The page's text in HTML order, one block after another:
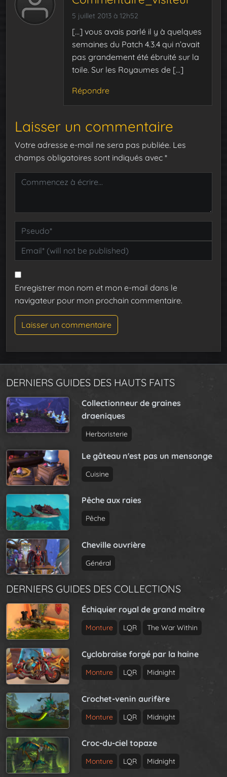
5 juillet 2013 à 12h52
[…] vous avais parlé il y à quelques
semaines du Patch 4.3.4 qui n’avait
pas grandement été ébruité sur la
toile. Sur les Royaumes de […]
Répondre
Laisser un commentaire
Votre adresse e-mail ne sera pas publiée. Les
champs obligatoires sont indiqués avec *
Enregistrer mon nom et mon e-mail dans le
navigateur pour mon prochain commentaire.
DERNIERS GUIDES DES HAUTS FAITS
Collectionneur de graines
draeniques
Herboristerie
Le gâteau n'est pas un mensonge
Cuisine
Pêche aux raies
Pêche
Cheville ouvrière
Général
DERNIERS GUIDES DES COLLECTIONS
Échiquier royal de grand maître
Monture LQR The War Within
Cyclobraise forgé par la haine
Monture LQR Midnight
Crochet-venin aurifère
Monture LQR Midnight
Croc-du-ciel topaze
Monture LQR Midnight